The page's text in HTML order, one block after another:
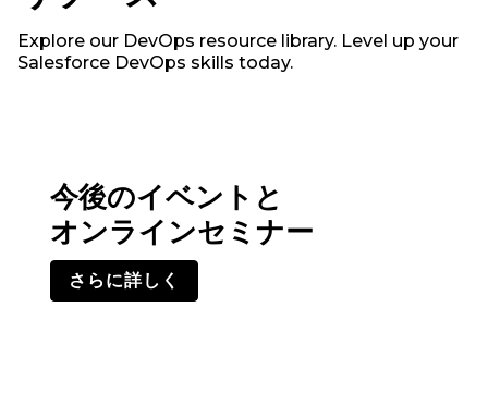
Explore our DevOps resource library. Level up your
Salesforce DevOps skills today.
今後のイベントと
オンラインセミナー
さらに詳しく